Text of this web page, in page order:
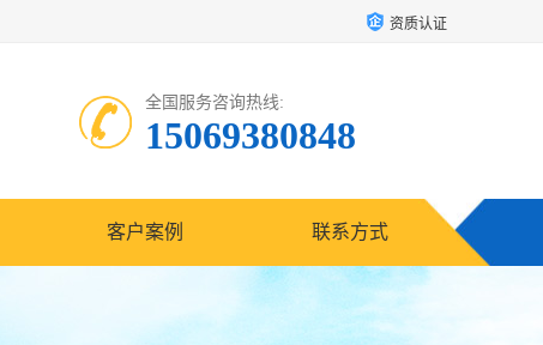
资质认证
全国服务咨询热线:
15069380848
客户案例 联系方式